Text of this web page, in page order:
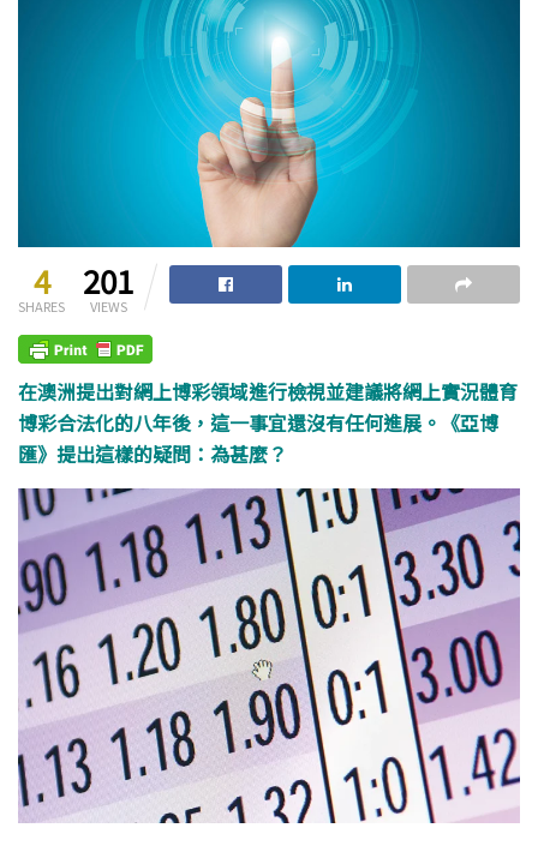
4
SHARES
201
VIEWS
在澳洲提出對網上博彩領域進行檢視並建議將網上實況體育
博彩合法化的八年後，這一事宜還沒有任何進展。《亞博
匯》提出這樣的疑問：為甚麼？